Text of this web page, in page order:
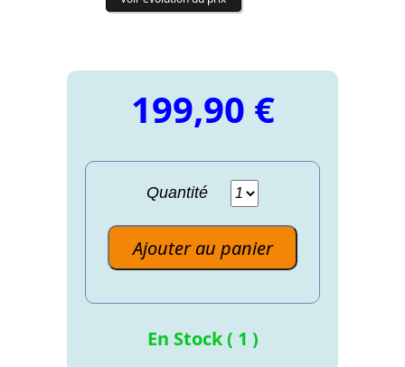
199,90 €
Quantité
Ajouter au panier
En Stock ( 1 )